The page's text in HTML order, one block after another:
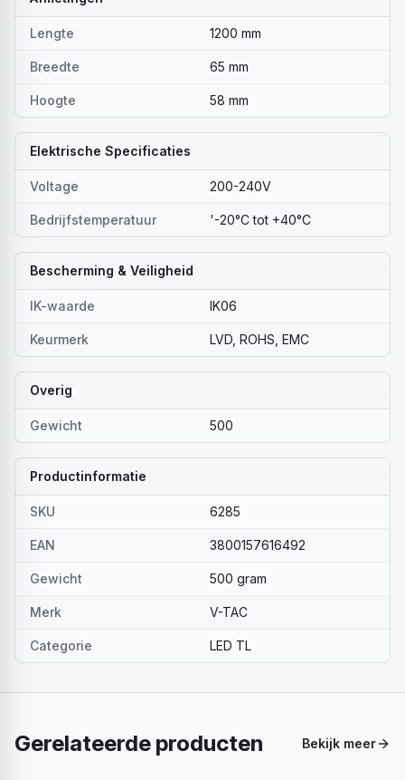
Lengte 1200 mm
Breedte 65 mm
Hoogte 58 mm
Elektrische Specificaties
Voltage 200-240V
Bedrijfstemperatuur '-20°C tot +40°C
Bescherming & Veiligheid
IK-waarde IK06
Keurmerk LVD, ROHS, EMC
Overig
Gewicht 500
Productinformatie
SKU 6285
EAN 3800157616492
Gewicht 500 gram
Merk V-TAC
Categorie LED TL
Gerelateerde producten Bekijk meer